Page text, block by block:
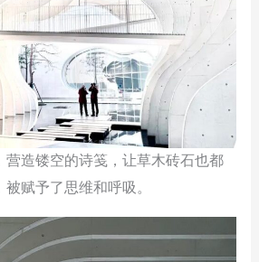
造镂空的诗笺，让草木砖石也都
赋予了思维和呼吸。